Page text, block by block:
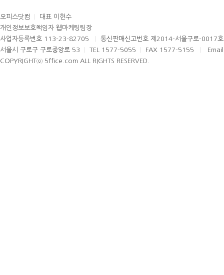
오피스닷컴
대표 이헌수
개인정보보호책임자 웹마케팅팀장
사업자등록번호 113-23-82705
통신판매신고번호 제2014-서울구로-0017
서울시 구로구 구로중앙로 53
TEL 1577-5055 FAX 1577-5155
COPYRIGHTⓒ 5ffice.com ALL RIGHTS RESERVED.